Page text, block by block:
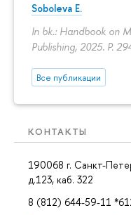
Soboleva E.
In bk.: Handbook on
Publishing, 2025. P.
Все публикации
КОНТАКТЫ
190068 г. Санкт-
д.123, каб. 322
8 (812) 644-59-11